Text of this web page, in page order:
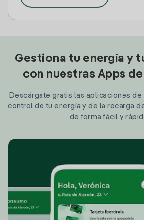
Gestiona tu energía y
con nuestras Apps
Descárgate gratis las aplicaciones
control de tu energía y de la recarga
de forma fácil y